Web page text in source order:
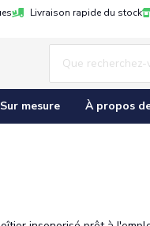
Livraison rapide du stock
Sur mesure À propos